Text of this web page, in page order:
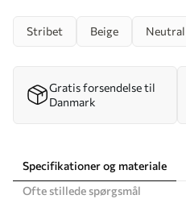
Stribet Beige Neutral
Gratis forsendelse til
Danmark
Specifikationer og materiale
Ofte stillede spørgsmål